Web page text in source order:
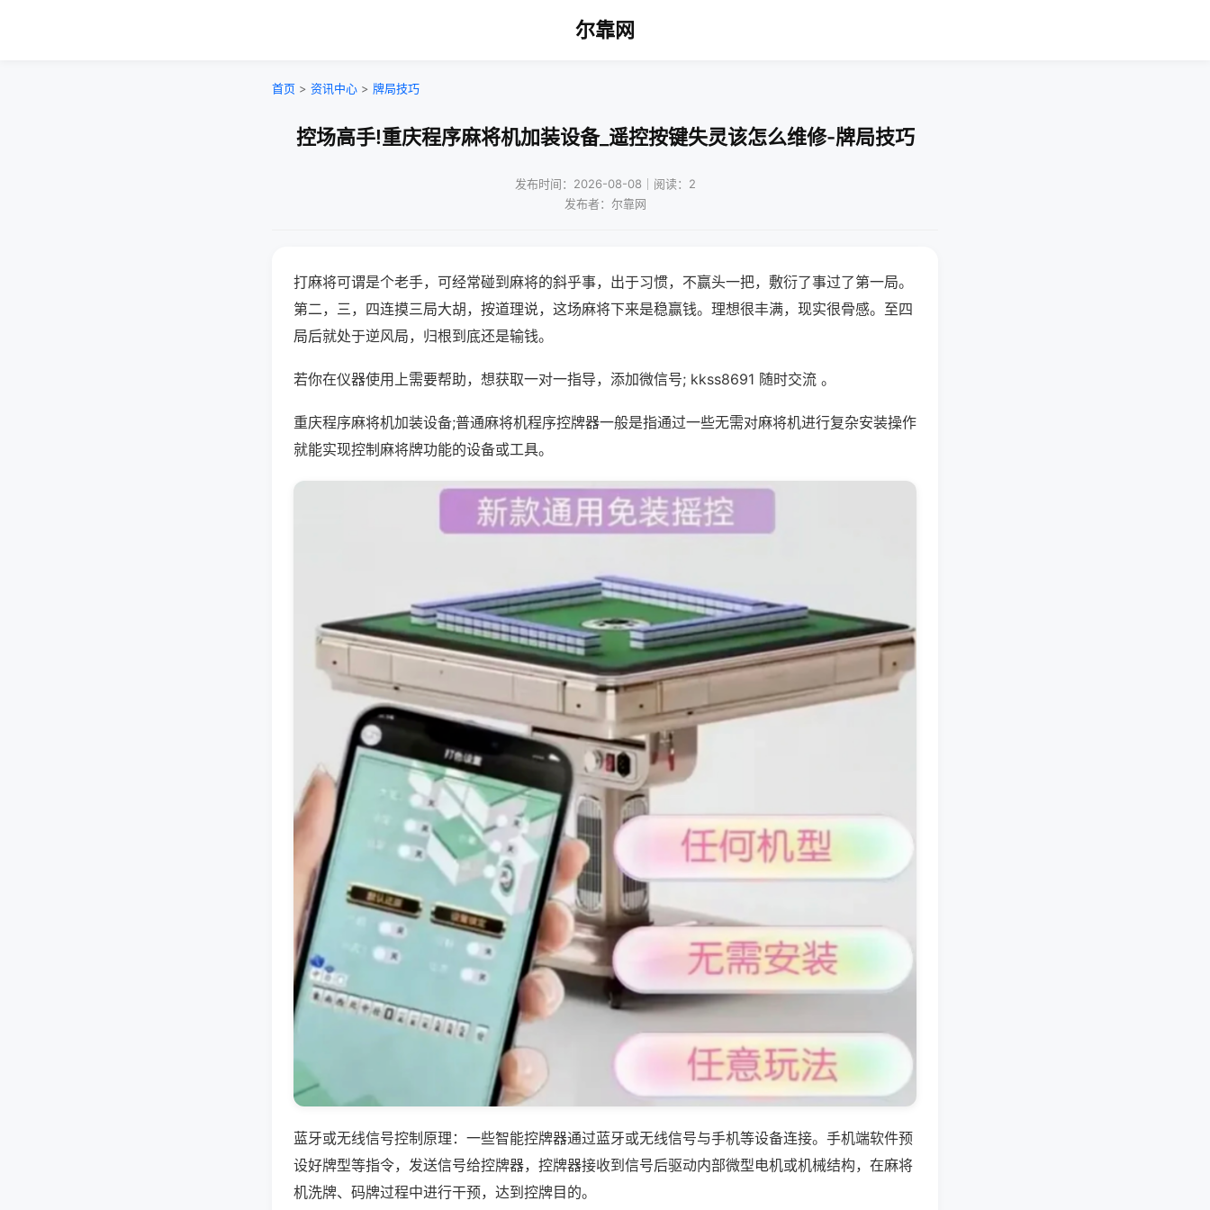
尔靠网
首页 > 资讯中心 > 牌局技巧
控场高手!重庆程序麻将机加装设备_遥控按键失灵该怎么维修-牌局技巧
发布时间：2026-08-08｜阅读：2
发布者：尔靠网
打麻将可谓是个老手，可经常碰到麻将的斜乎事，出于习惯，不赢头一把，敷衍了事过了第一局。
第二，三，四连摸三局大胡，按道理说，这场麻将下来是稳赢钱。理想很丰满，现实很骨感。至四
局后就处于逆风局，归根到底还是输钱。
若你在仪器使用上需要帮助，想获取一对一指导，添加微信号; kkss8691 随时交流 。
重庆程序麻将机加装设备;普通麻将机程序控牌器一般是指通过一些无需对麻将机进行复杂安装操作
就能实现控制麻将牌功能的设备或工具。
蓝牙或无线信号控制原理：一些智能控牌器通过蓝牙或无线信号与手机等设备连接。手机端软件预
设好牌型等指令，发送信号给控牌器，控牌器接收到信号后驱动内部微型电机或机械结构，在麻将
机洗牌、码牌过程中进行干预，达到控牌目的。